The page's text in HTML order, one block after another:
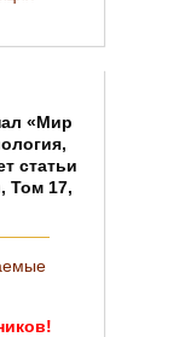
«Мир
статьи
Том 17,